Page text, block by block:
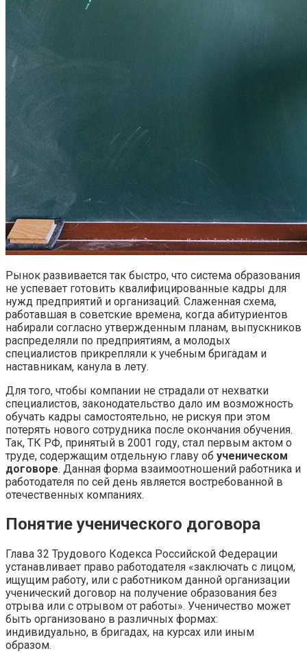
Рынок развивается так быстро, что система образования
не успевает готовить квалифицированные кадры для
нужд предприятий и организаций. Слаженная схема,
работавшая в советские времена, когда абитуриентов
набирали согласно утвержденным планам, выпускников
распределяли по предприятиям, а молодых
специалистов прикрепляли к учебным бригадам и
наставникам, канула в лету.
Для того, чтобы компании не страдали от нехватки
специалистов, законодательство дало им возможность
обучать кадры самостоятельно, не рискуя при этом
потерять нового сотрудника после окончания обучения.
Так, ТК РФ, принятый в 2001 году, стал первым актом о
труде, содержащим отдельную главу об ученическом
договоре. Данная форма взаимоотношений работника и
работодателя по сей день является востребованной в
отечественных компаниях.
Понятие ученического договора
Глава 32 Трудового Кодекса Российской Федерации
устанавливает право работодателя «заключать с лицом,
ищущим работу, или с работником данной организации
ученический договор на получение образования без
отрыва или с отрывом от работы». Ученичество может
быть организовано в различных формах:
индивидуально, в бригадах, на курсах или иным
образом.